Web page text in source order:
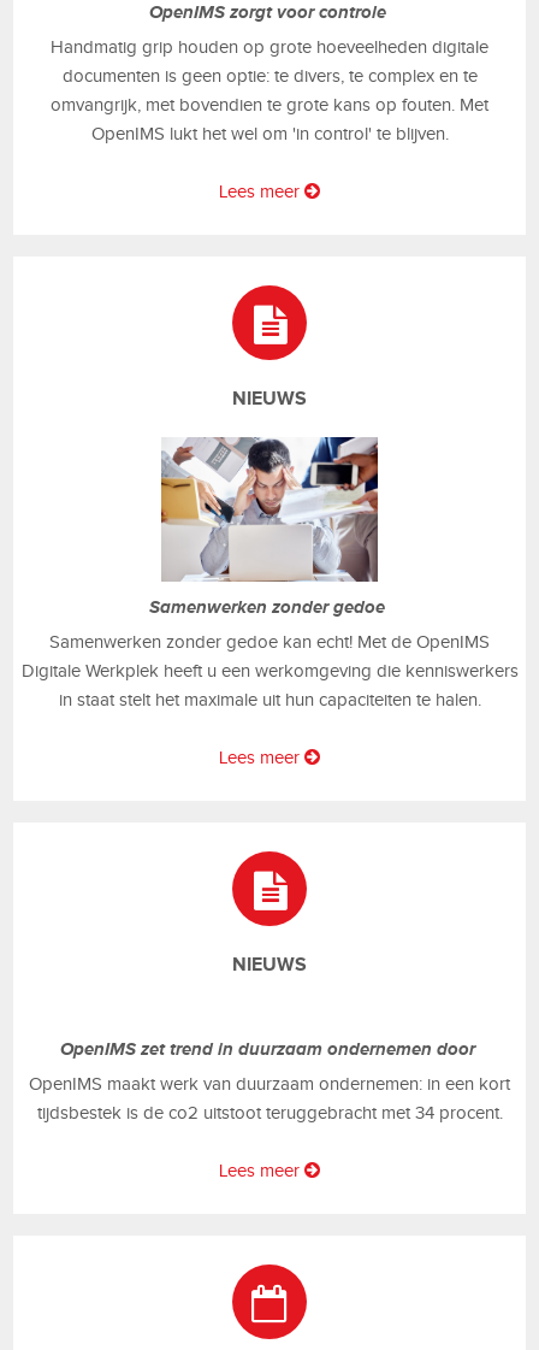
OpenIMS zorgt voor controle
Handmatig grip houden op grote hoeveelheden digitale
documenten is geen optie: te divers, te complex en te
omvangrijk, met bovendien te grote kans op fouten. Met
OpenIMS lukt het wel om 'in control' te blijven.
Lees meer
NIEUWS
Samenwerken zonder gedoe
Samenwerken zonder gedoe kan echt! Met de OpenIMS
Digitale Werkplek heeft u een werkomgeving die kenniswerkers
in staat stelt het maximale uit hun capaciteiten te halen.
Lees meer
NIEUWS
OpenIMS zet trend in duurzaam ondernemen door
OpenIMS maakt werk van duurzaam ondernemen: in een kort
tijdsbestek is de co2 uitstoot teruggebracht met 34 procent.
Lees meer